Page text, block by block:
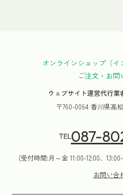
オンラインショップ（
ご注文・お問
ウェブサイト運営代行業
〒760-0064 香川県高
TEL087-
(受付時間:月～金 11:00-12:00、
お問い合